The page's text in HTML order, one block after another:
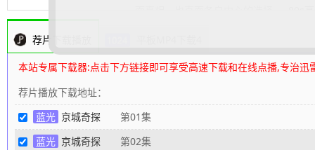
荐片下载播放
本站专属下载器:点击下方链接即可享受高速下载和在线点播,专治迅
荐片播放下载地址：
蓝光 京城奇探 第01集
蓝光 京城奇探 第02集